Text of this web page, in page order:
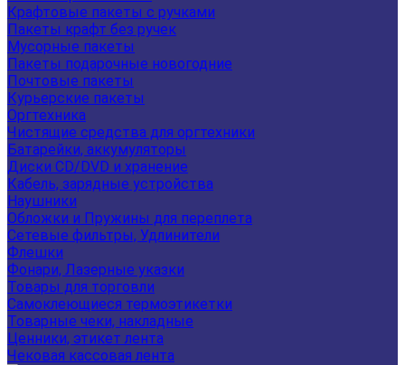
Крафтовые пакеты с ручками
Пакеты крафт без ручек
Мусорные пакеты
Пакеты подарочные новогодние
Почтовые пакеты
Курьерские пакеты
Оргтехника
Чистящие средства для оргтехники
Батарейки, аккумуляторы
Диски CD/DVD и хранение
Кабель, зарядные устройства
Наушники
Обложки и Пружины для переплета
Сетевые фильтры, Удлинители
Флешки
Фонари, Лазерные указки
Товары для торговли
Самоклеющиеся термоэтикетки
Товарные чеки, накладные
Ценники, этикет лента
Чековая кассовая лента